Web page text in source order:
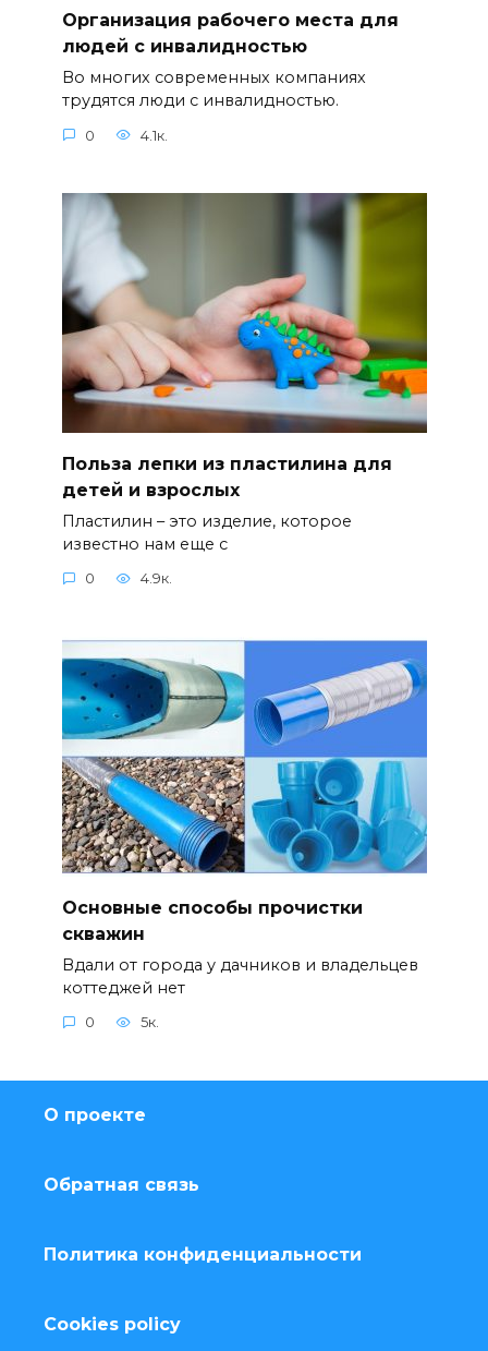
Организация рабочего места для
людей с инвалидностью
Во многих современных компаниях
трудятся люди с инвалидностью.
0 4.1к.
Польза лепки из пластилина для
детей и взрослых
Пластилин – это изделие, которое
известно нам еще с
0 4.9к.
Основные способы прочистки
скважин
Вдали от города у дачников и владельцев
коттеджей нет
0 5к.
О проекте
Обратная связь
Политика конфиденциальности
Cookies policy